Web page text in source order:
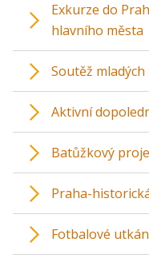
Exkurze do
hlavního města
Soutěž
Aktivní
Batůžkový
Praha-
Fotbalové